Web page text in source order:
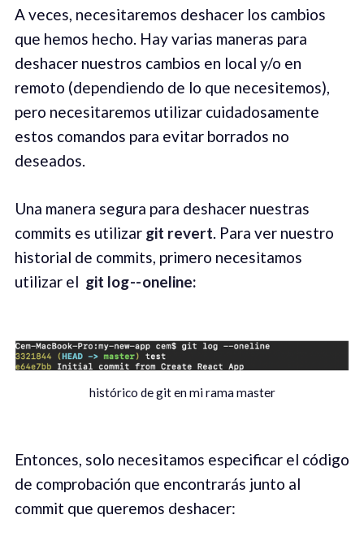
A veces, necesitaremos deshacer los cambios
que hemos hecho. Hay varias maneras para
deshacer nuestros cambios en local y/o en
remoto (dependiendo de lo que necesitemos),
pero necesitaremos utilizar cuidadosamente
estos comandos para evitar borrados no
deseados.
Una manera segura para deshacer nuestras
commits es utilizar git revert. Para ver nuestro
historial de commits, primero necesitamos
utilizar el git log -- oneline:
histórico de git en mi rama master
Entonces, solo necesitamos especificar el código
de comprobación que encontrarás junto al
commit que queremos deshacer: